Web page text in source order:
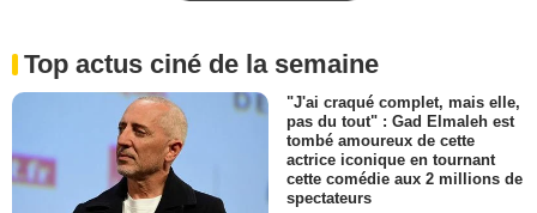
Top actus ciné de la semaine
"J'ai craqué complet, mais elle,
pas du tout" : Gad Elmaleh est
tombé amoureux de cette
actrice iconique en tournant
cette comédie aux 2 millions de
spectateurs